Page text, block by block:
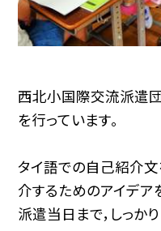
西北小国際交流派遣
を行っています。
タイ語での自己紹介
介するためのアイデア
派遣当日まで，しっか